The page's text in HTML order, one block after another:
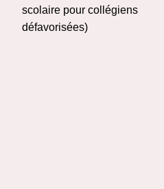
scolaire pour collégiens
défavorisées)